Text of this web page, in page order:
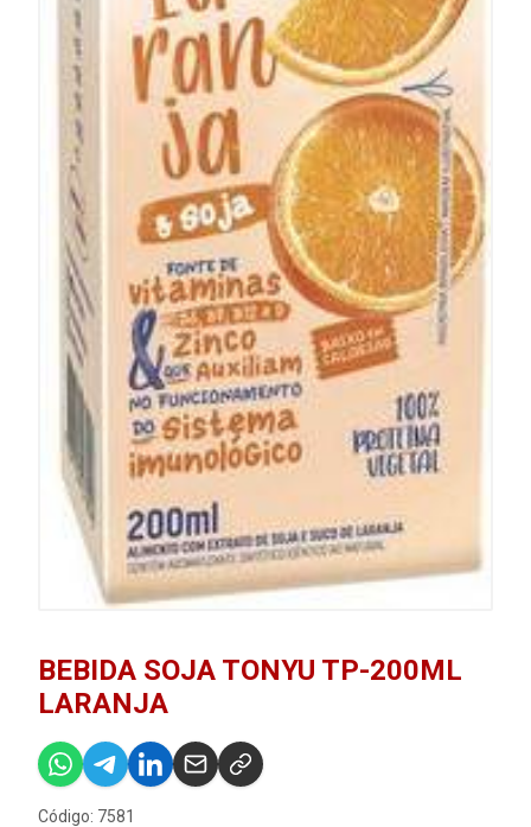
BEBIDA SOJA TONYU TP-200ML
LARANJA
Código: 7581